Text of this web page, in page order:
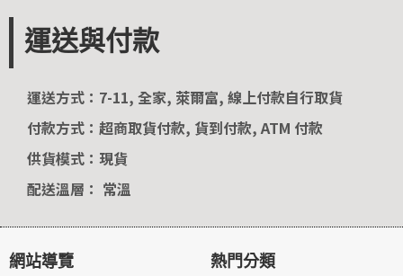
運送與付款
運送方式：7-11, 全家, 萊爾富, 線上付款自行取貨
付款方式：超商取貨付款, 貨到付款, ATM 付款
供貨模式：現貨
配送溫層： 常溫
網站導覽 熱門分類